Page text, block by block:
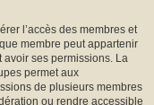
l’accès des membres et
membre peut appartenir
ses permissions. La
permet aux
de plusieurs membres
ou rendre accessible